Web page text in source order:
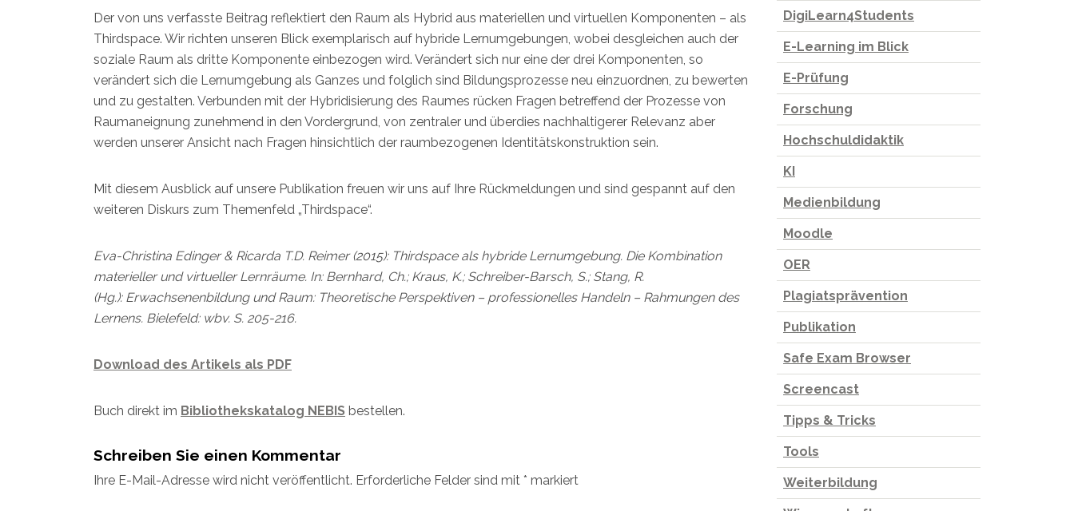
Der von uns verfasste Beitrag reflektiert den Raum als Hybrid aus materiellen und virtuellen Komponenten – als
Thirdspace. Wir richten unseren Blick exemplarisch auf hybride Lernumgebungen, wobei desgleichen auch der
soziale Raum als dritte Komponente einbezogen wird. Verändert sich nur eine der drei Komponenten, so
verändert sich die Lernumgebung als Ganzes und folglich sind Bildungsprozesse neu einzuordnen, zu bewerten
und zu gestalten. Verbunden mit der Hybridisierung des Raumes rücken Fragen betreffend der Prozesse von
Raumaneignung zunehmend in den Vordergrund, von zentraler und überdies nachhaltigerer Relevanz aber
werden unserer Ansicht nach Fragen hinsichtlich der raumbezogenen Identitätskonstruktion sein.
Mit diesem Ausblick auf unsere Publikation freuen wir uns auf Ihre Rückmeldungen und sind gespannt auf den
weiteren Diskurs zum Themenfeld „Thirdspace“.
Eva-Christina Edinger & Ricarda T.D. Reimer (2015): Thirdspace als hybride Lernumgebung. Die Kombination
materieller und virtueller Lernräume. In: Bernhard, Ch.; Kraus, K.; Schreiber-Barsch, S.; Stang, R.
(Hg.): Erwachsenenbildung und Raum: Theoretische Perspektiven – professionelles Handeln – Rahmungen des
Lernens. Bielefeld: wbv. S. 205-216.
Download des Artikels als PDF
Buch direkt im Bibliothekskatalog NEBIS bestellen.
Schreiben Sie einen Kommentar
Ihre E-Mail-Adresse wird nicht veröffentlicht. Erforderliche Felder sind mit * markiert
DigiLearn4Students
E-Learning im Blick
E-Prüfung
Forschung
Hochschuldidaktik
KI
Medienbildung
Moodle
OER
Plagiatsprävention
Publikation
Safe Exam Browser
Screencast
Tipps & Tricks
Tools
Weiterbildung